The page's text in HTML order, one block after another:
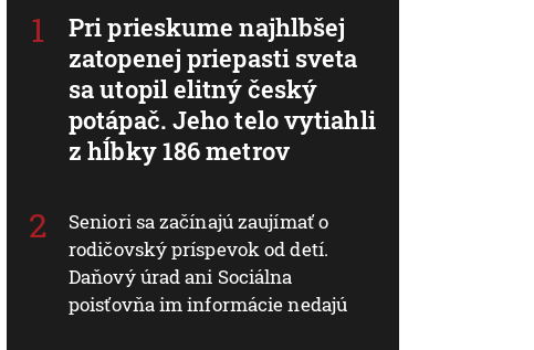
Pri prieskume najhlbšej
zatopenej priepasti sveta
sa utopil elitný český
potápač. Jeho telo vytiahli
z hĺbky 186 metrov
Seniori sa začínajú zaujímať o
rodičovský príspevok od detí.
Daňový úrad ani Sociálna
poisťovňa im informácie nedajú